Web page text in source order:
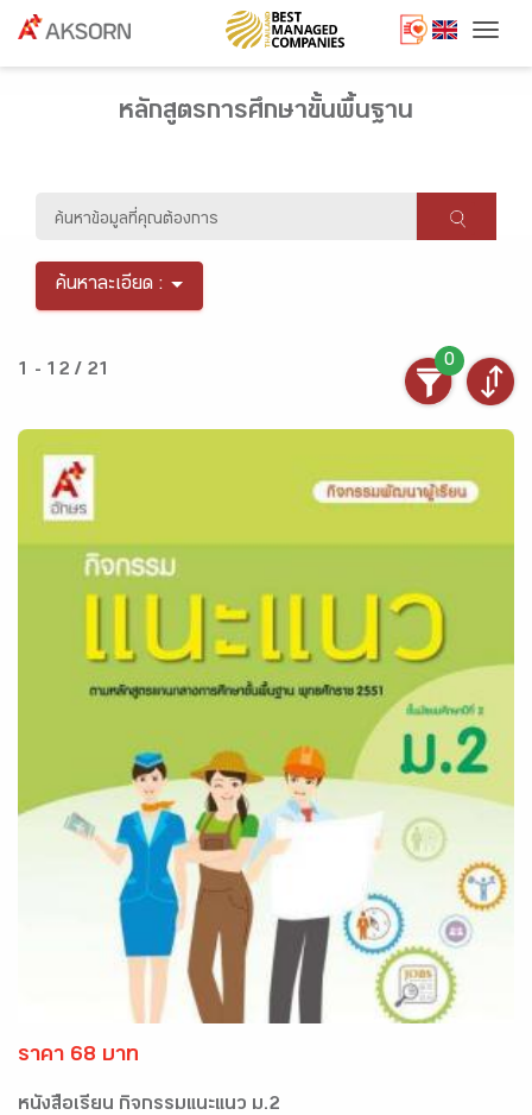
หลักสูตรการศึกษาขั้นพื้นฐาน
ค้นหาละเอียด :
1 - 12 / 21
0
ราคา 68 บาท
หนังสือเรียน กิจกรรมแนะแนว ม.2